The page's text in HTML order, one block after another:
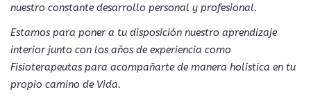
nuestro constante desarrollo personal y profesional.
Estamos para poner a tu disposición nuestro aprendizaje
interior junto con los años de experiencia como
Fisioterapeutas para acompañarte de manera holística en tu
propio camino de Vida.